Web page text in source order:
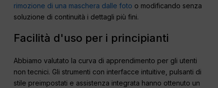
rimozione di una maschera dalle foto o modificando senza
soluzione di continuità i dettagli più fini.
Facilità d'uso per i principianti
Abbiamo valutato la curva di apprendimento per gli utenti
non tecnici. Gli strumenti con interfacce intuitive, pulsanti di
stile preimpostati e assistenza integrata hanno ottenuto un